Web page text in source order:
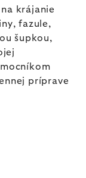
krájanie
fazule,
šupkou,
príprave